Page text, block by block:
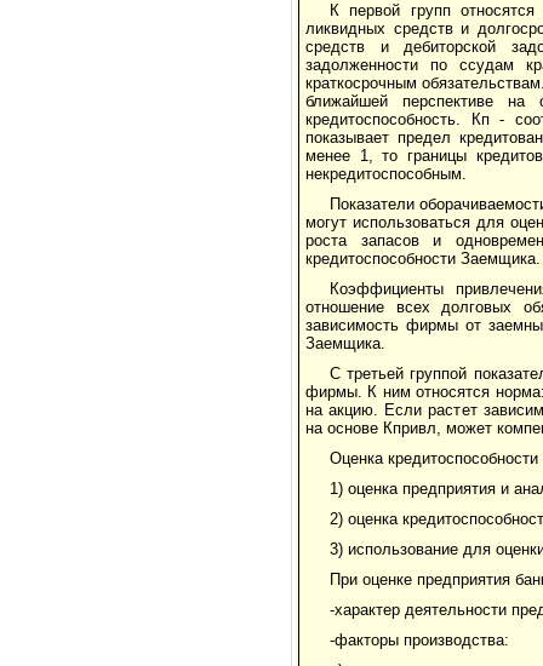
К первой групп
ликвидных средств и
средств и дебиторской
задолженности по ссудам
краткосрочным
ближайшей перспективе
кредитоспособность. Кп -
показывает предел
менее 1, то границы
некредитоспособным.
Показатели
могут использоваться для
роста запасов и
кредитоспособности Заемщика.
Коэффициенты
отношение всех долговых
зависимость фирмы от
Заемщика.
С третьей группой
фирмы. К ним относятся
на акцию. Если растет
на основе Кпривл, может
Оценка
1) оценка предприятия и
2) оценка
3) использование для
При оценке предприятия
-характер деятельности
-факторы производства: